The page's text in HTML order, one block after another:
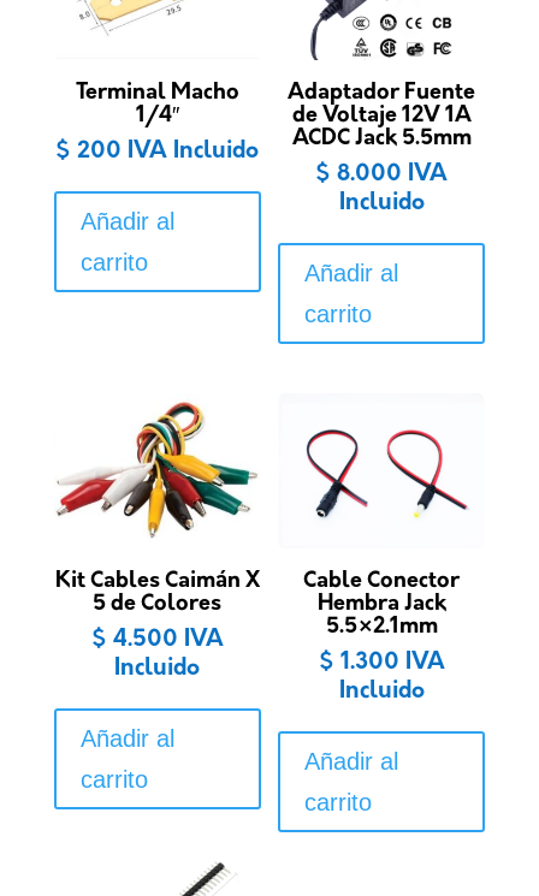
Terminal Macho
1/4″
$ 200 IVA Incluido
Añadir al
carrito
Adaptador Fuente
de Voltaje 12V 1A
ACDC Jack 5.5mm
$ 8.000
IVA
Incluido
Añadir al
carrito
Kit Cables Caimán X
5 de Colores
$ 4.500 IVA
Incluido
Añadir al
carrito
Cable Conector
Hembra Jack
5.5×2.1mm
$ 1.300 IVA
Incluido
Añadir al
carrito